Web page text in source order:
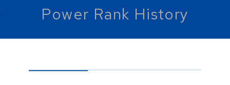
Power Rank History